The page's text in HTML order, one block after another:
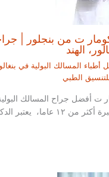
كومار ت من بنجلور |
الهند
أطباء المسالك البولية في بنغالور
الطبي
ت أفضل جراح المسالك
في بنغالور. مع خبرة أكثر من ١٢